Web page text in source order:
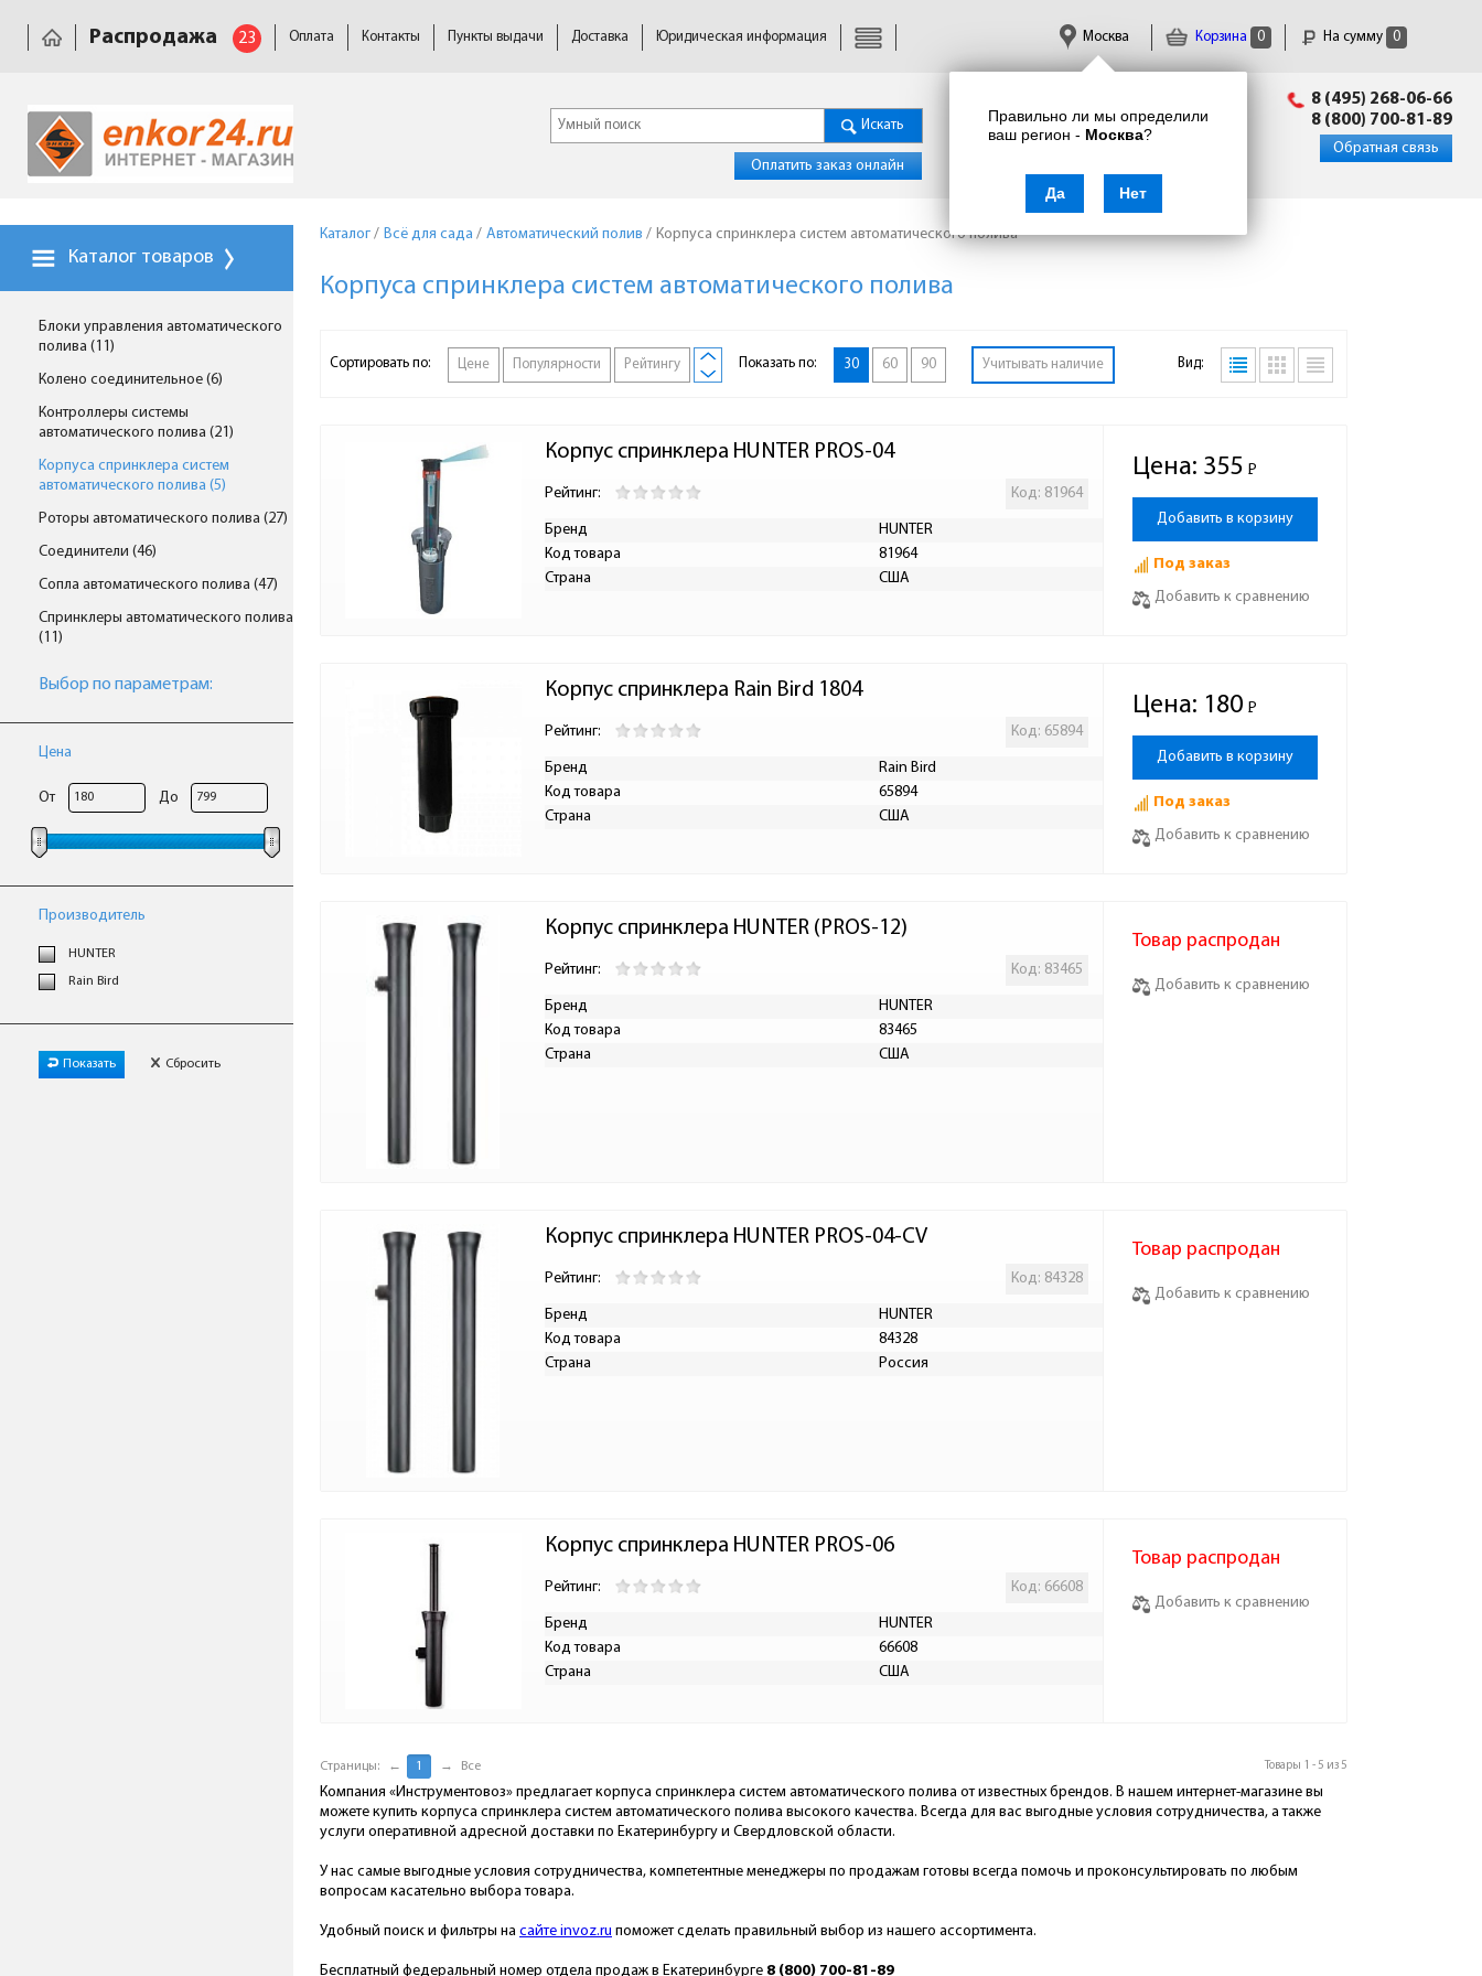
Корзина 0 На сумму 0
Правильно ли мы определили
ваш регион - Москва?
Да Нет
Москва
Распродажа 23 Оплата Контакты Пункты выдачи Доставка Юридическая информация
Искать
Оплатить заказ онлайн
info@enkor24.ru
8 (495) 268-06-66
8 (800) 700-81-89
Обратная связь
Каталог товаров
Блоки управления автоматического
полива (11)
Колено соединительное (6)
Контроллеры системы
автоматического полива (21)
Корпуса спринклера систем
автоматического полива (5)
Роторы автоматического полива (27)
Соединители (46)
Сопла автоматического полива (47)
Спринклеры автоматического полива
(11)
Выбор по параметрам:
Цена
От До
Производитель
HUNTER
Rain Bird
Показать Сбросить
Каталог / Всё для сада / Автоматический полив / Корпуса спринклера систем автоматического полива
Корпуса спринклера систем автоматического полива
Сортировать по: Цене Популярности Рейтингу Показать по: 30 60 90 Учитывать наличие Вид:
Корпус спринклера HUNTER PROS-04
Рейтинг: Код: 81964
Бренд
HUNTER
Код товара
81964
Страна
США
Цена: 355 Р
-
Добавить в корзину
Под заказ
Добавить к сравнению
Корпус спринклера Rain Bird 1804
Рейтинг: Код: 65894
Бренд
Rain Bird
Код товара
65894
Страна
США
Цена: 180 Р
-
Добавить в корзину
Под заказ
Добавить к сравнению
Корпус спринклера HUNTER (PROS-12)
Рейтинг: Код: 83465
Бренд
HUNTER
Код товара
83465
Страна
США
Товар распродан
Добавить к сравнению
Корпус спринклера HUNTER PROS-04-CV
Рейтинг: Код: 84328
Бренд
HUNTER
Код товара
84328
Страна
Россия
Товар распродан
Добавить к сравнению
Корпус спринклера HUNTER PROS-06
Рейтинг: Код: 66608
Бренд
HUNTER
Код товара
66608
Страна
США
Товар распродан
Добавить к сравнению
Товары 1 - 5 из 5
Страницы: ← 1 → Все
Компания «Инструментовоз» предлагает корпуса спринклера систем автоматического полива от известных брендов. В нашем интернет-магазине вы
можете купить корпуса спринклера систем автоматического полива высокого качества. Всегда для вас выгодные условия сотрудничества, а также
услуги оперативной адресной доставки по Екатеринбургу и Свердловской области.
У нас самые выгодные условия сотрудничества, компетентные менеджеры по продажам готовы всегда помочь и проконсультировать по любым
вопросам касательно выбора товара.
Удобный поиск и фильтры на сайте invoz.ru поможет сделать правильный выбор из нашего ассортимента.
Бесплатный федеральный номер отдела продаж в Екатеринбурге 8 (800) 700-81-89